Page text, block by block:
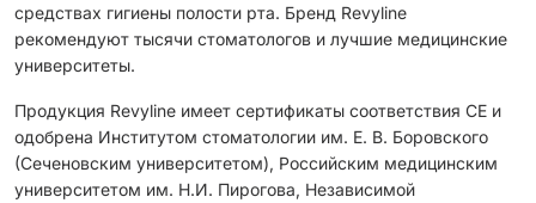
средствах гигиены полости рта. Бренд Revyline
рекомендуют тысячи стоматологов и лучшие медицинские
университеты.
Продукция Revyline имеет сертификаты соответствия CЕ и
одобрена Институтом стоматологии им. Е. В. Боровского
(Сеченовским университетом), Российским медицинским
университетом им. Н.И. Пирогова, Независимой